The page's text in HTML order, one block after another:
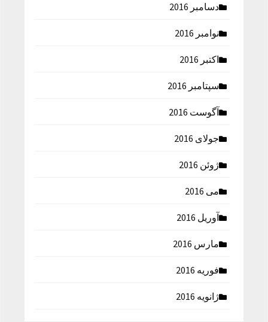
دسامبر 2016
نوامبر 2016
اکتبر 2016
سپتامبر 2016
آگوست 2016
جولای 2016
ژوئن 2016
می 2016
آوریل 2016
مارس 2016
فوریه 2016
ژانویه 2016